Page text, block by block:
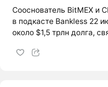
Сооснователь BitMEX и
в подкасте Bankless 22
около $1,5 трлн долга,